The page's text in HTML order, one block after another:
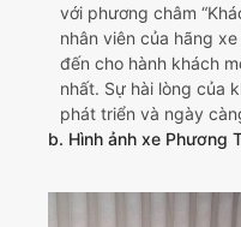
với phương châm
nhân viên của hãng
đến cho hành khách
nhất. Sự hài lòng của
phát triển và ngày
b. Hình ảnh xe Phương